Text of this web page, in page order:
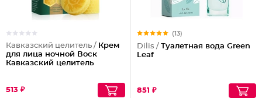
Кавказский целитель / Крем
для лица ночной Воск
Кавказский целитель
513 ₽
(13)
Dilis / Туалетная вода Green
Leaf
851 ₽